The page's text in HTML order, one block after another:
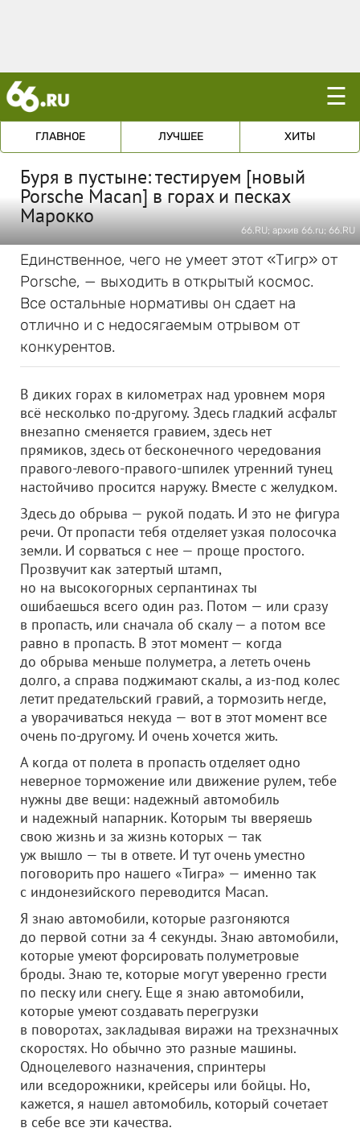
☰
ГЛАВНОЕ ЛУЧШЕЕ ХИТЫ
Буря в пустыне: тестируем [новый
Porsche Macan] в горах и песках
Марокко
66.RU; архив 66.ru; 66.RU
Единственное, чего не умеет этот «Тигр» от
Porsche, — выходить в открытый космос.
Все остальные нормативы он сдает на
отлично и с недосягаемым отрывом от
конкурентов.
В диких горах в километрах над уровнем моря
всё несколько по-другому. Здесь гладкий асфальт
внезапно сменяется гравием, здесь нет
прямиков, здесь от бесконечного чередования
правого-левого-правого-шпилек утренний тунец
настойчиво просится наружу. Вместе с желудком.
Здесь до обрыва — рукой подать. И это не фигура
речи. От пропасти тебя отделяет узкая полосочка
земли. И сорваться с нее — проще простого.
Прозвучит как затертый штамп,
но на высокогорных серпантинах ты
ошибаешься всего один раз. Потом — или сразу
в пропасть, или сначала об скалу — а потом все
равно в пропасть. В этот момент — когда
до обрыва меньше полуметра, а лететь очень
долго, а справа поджимают скалы, а из-под колес
летит предательский гравий, а тормозить негде,
а уворачиваться некуда — вот в этот момент все
очень по-другому. И очень хочется жить.
А когда от полета в пропасть отделяет одно
неверное торможение или движение рулем, тебе
нужны две вещи: надежный автомобиль
и надежный напарник. Которым ты вверяешь
свою жизнь и за жизнь которых — так
уж вышло — ты в ответе. И тут очень уместно
поговорить про нашего «Тигра» — именно так
с индонезийского переводится Macan.
Я знаю автомобили, которые разгоняются
до первой сотни за 4 секунды. Знаю автомобили,
которые умеют форсировать полуметровые
броды. Знаю те, которые могут уверенно грести
по песку или снегу. Еще я знаю автомобили,
которые умеют создавать перегрузки
в поворотах, закладывая виражи на трехзначных
скоростях. Но обычно это разные машины.
Одноцелевого назначения, спринтеры
или вседорожники, крейсеры или бойцы. Но,
кажется, я нашел автомобиль, который сочетает
в себе все эти качества.